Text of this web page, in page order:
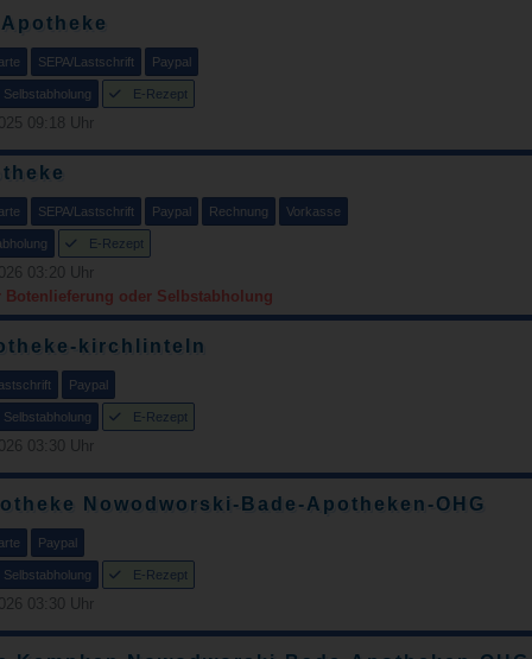
SEPA/Lastschrift Paypal
Selbstabholung E-Rezept
09:18 Uhr
SEPA/Lastschrift Paypal Rechnung Vorkasse
E-Rezept
03:20 Uhr
Botenlieferung oder Selbstabholung
kirchlinteln
Paypal
Selbstabholung E-Rezept
03:30 Uhr
Nowodworski-Bade-Apotheken-OHG
Paypal
Selbstabholung E-Rezept
03:30 Uhr